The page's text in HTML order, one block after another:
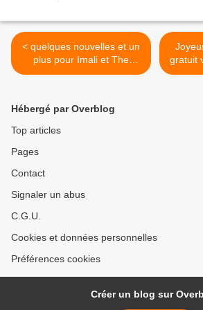
< quelques nouvelles et un
plus pour Imali et The
Travel Theory
gratuit
Hébergé par Overblog
Top articles
Pages
Contact
Signaler un abus
C.G.U.
Cookies et données personnelles
Préférences cookies
Créer un blog sur